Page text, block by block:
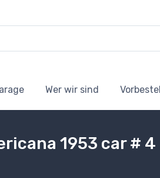
Wer wir sind
1953 car # 4